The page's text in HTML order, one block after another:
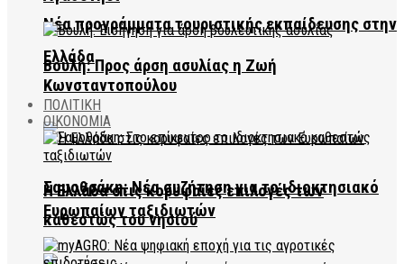
Νέα προγράμματα τουριστικής εκπαίδευσης στην
Ελλάδα
ΠΟΛΙΤΙΚΗ
Σαμοθράκη: Νέα συζήτηση για το ιδιοκτησιακό
καθεστώς του νησιού
Βουλή: Προς άρση ασυλίας η Ζωή
Κωνσταντοπούλου
ΟΙΚΟΝΟΜΙΑ
Η Ελλάδα στις κορυφαίες επιλογές των
Ευρωπαίων ταξιδιωτών